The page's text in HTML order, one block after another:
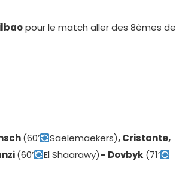
pour le match aller des 8èmes de
(60’ Saelemaekers), Cristante,
(60’ El Shaarawy)– Dovbyk (71’